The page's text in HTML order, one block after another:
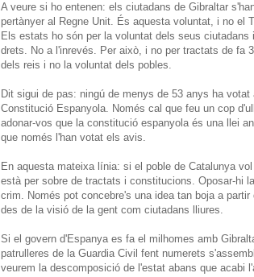
A veure si ho entenen: els ciutadans de Gibraltar
pertànyer al Regne Unit. És aquesta voluntat, i no el
Els estats ho són per la voluntat dels seus ciutadans
drets. No a l'inrevés. Per això, i no per tractats de fa
dels reis i no la voluntat dels pobles.
Dit sigui de pas: ningú de menys de 53 anys ha
Constitució Espanyola. Només cal que feu un cop
adonar-vos que la constitució espanyola és una llei
que només l'han votat els avis.
En aquesta mateixa línia: si el poble de Catalunya
està per sobre de tractats i constitucions. Oposar-hi
crim. Només pot concebre's una idea tan boja a
des de la visió de la gent com ciutadans lliures.
Si el govern d'Espanya es fa el milhomes amb
patrulleres de la Guardia Civil fent numerets
veurem la descomposició de l'estat abans que acabi